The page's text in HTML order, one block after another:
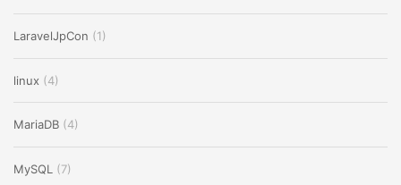
LaravelJpCon (1)
linux (4)
MariaDB (4)
MySQL (7)